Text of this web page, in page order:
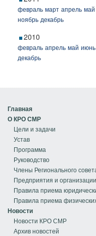
февраль март апрель май
ноябрь декабрь
2010
февраль апрель май июнь
декабрь
Главная
О КРО СМР
Цели и задачи
Устав
Программа
Руководство
Члены Регионального
Предприятия и
Правила приема
Правила приема
Новости
Новости КРО СМР
Архив новостей